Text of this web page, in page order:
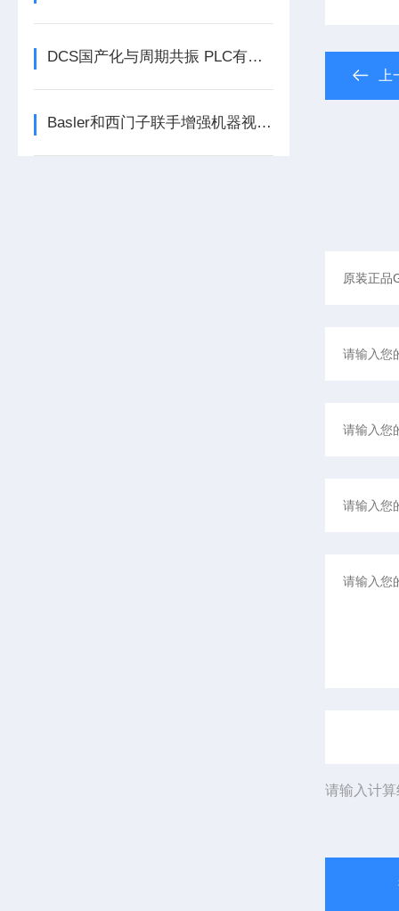
DCS国产化与周期共振 PLC有望迎来结构性机会
Basler和西门子联手增强机器视觉和工厂自动化能力西门子
请输入计